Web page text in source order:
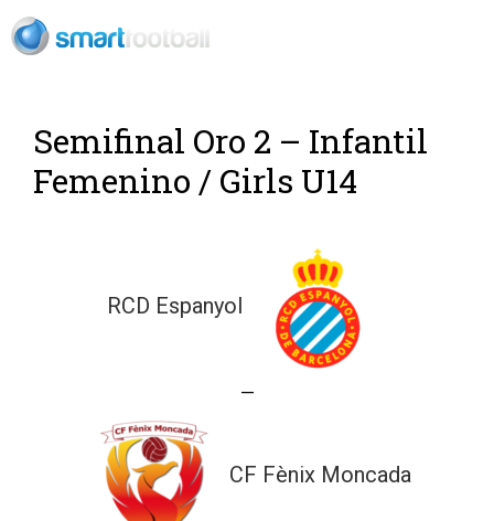
Semifinal Oro 2 – Infantil
Femenino / Girls U14
RCD Espanyol
—
CF Fènix Moncada